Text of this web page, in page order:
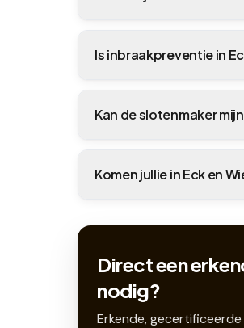
Is inbraakpreventie in
Kan de slotenmaker
Komen jullie in Eck en
Direct een
nodig?
Erkende,